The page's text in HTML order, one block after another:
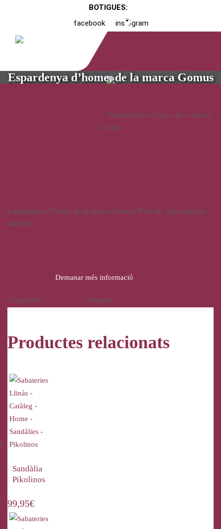
BOTIGUES:
facebook
instagram
Espardenya d’home, de la marca Gomus
/ / /
/ Espardenya d’home, de la marca
Gomus
Espardenya d’home, de la marca Gomus, Ruta 66, sola especial
parquet
Demanar més informació
Categories: , Etiqueta:
Productes relacionats
Sandàlia
Pikolinos
99,95€